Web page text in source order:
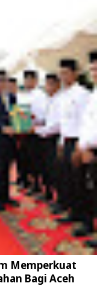
Memperkuat
Bagi Aceh